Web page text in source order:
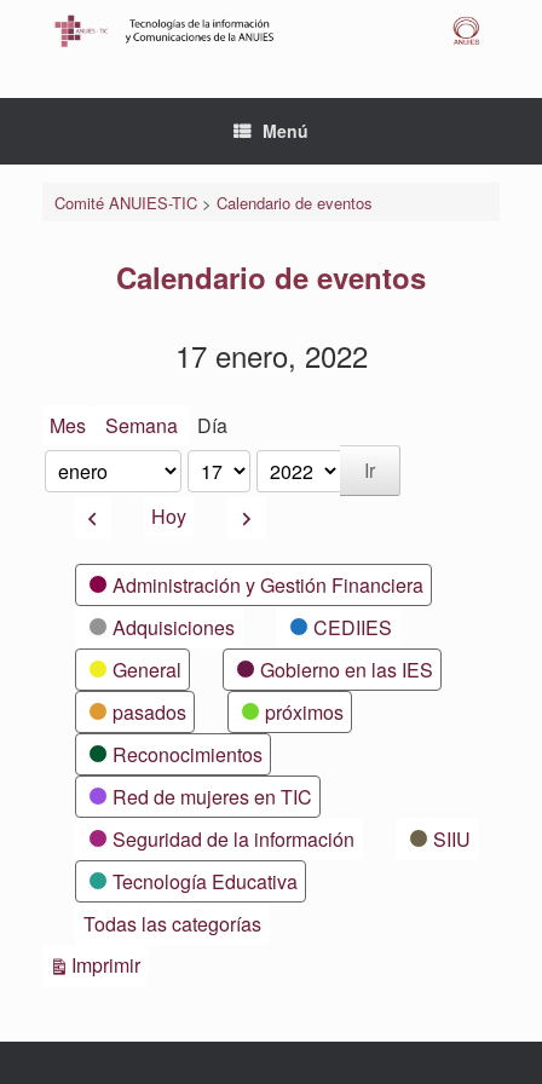
Menú
Comité ANUIES-TIC> Calendario de eventos
Calendario de eventos
17 enero, 2022
Mes Semana Día
Mes
Día
Año
AnteriorHoy Siguiente
CategoríasAdministración y Gestión Financiera
Adquisiciones
CEDIIES
General
Gobierno en las IES
pasados
próximos
Reconocimientos
Red de mujeres en TIC
Seguridad de la información
SIIU
Tecnología Educativa
Todas las categorías
ImprimirVistas